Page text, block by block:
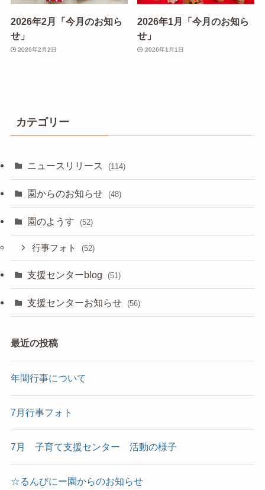
2026年2月「今月のお知ら
せ」
2026年2月2日
2026年1月「今月のお知ら
せ」
2026年1月1日
カテゴリー
ニュースリリース (114)
園からのお知らせ (48)
園のようす (52)
行事フォト (52)
支援センターblog (51)
支援センターお知らせ (56)
最近の投稿
年間行事について
7月行事フォト
7月 子育て支援センター 活動の様子
☆るんびにー園からのお知らせ